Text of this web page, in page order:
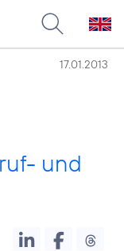
17.01.2013
und